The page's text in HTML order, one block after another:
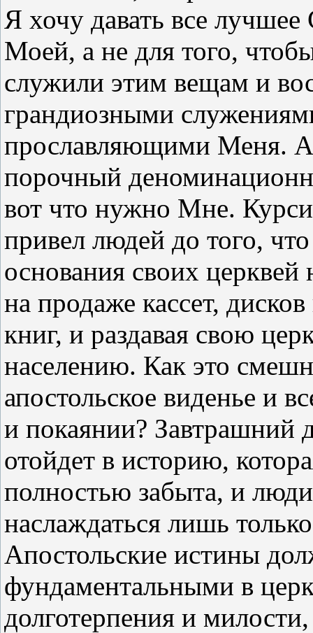
Я хочу давать все
Моей, а не для того,
служили этим вещам и
грандиозными
прославляющими Меня.
порочный
вот что нужно Мне.
привел людей до того,
основания своих
на продаже кассет,
книг, и раздавая свою
населению. Как это
апостольское виденье и
и покаянии? Завтрашний
отойдет в историю,
полностью забыта, и
наслаждаться лишь
Апостольские истины
фундаментальными в
долготерпения и